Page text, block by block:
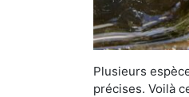
Plusieurs
précises. Voilà